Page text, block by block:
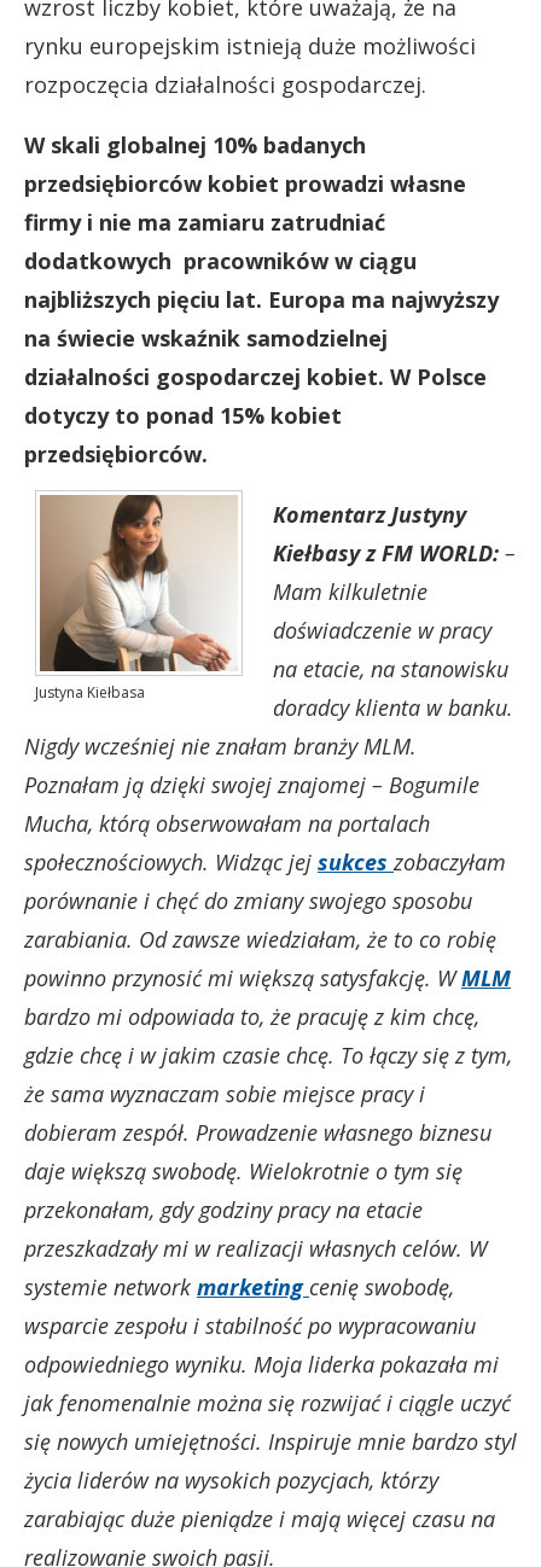
wzrost liczby kobiet, które uważają, że na
rynku europejskim istnieją duże możliwości
rozpoczęcia działalności gospodarczej.
W skali globalnej 10% badanych
przedsiębiorców kobiet prowadzi własne
firmy i nie ma zamiaru zatrudniać
dodatkowych pracowników w ciągu
najbliższych pięciu lat. Europa ma najwyższy
na świecie wskaźnik samodzielnej
działalności gospodarczej kobiet. W Polsce
dotyczy to ponad 15% kobiet
przedsiębiorców.
Justyna Kiełbasa
Komentarz Justyny
Kiełbasy z FM WORLD: –
Mam kilkuletnie
doświadczenie w pracy
na etacie, na stanowisku
doradcy klienta w banku.
Nigdy wcześniej nie znałam branży MLM.
Poznałam ją dzięki swojej znajomej – Bogumile
Mucha, którą obserwowałam na portalach
społecznościowych. Widząc jej sukceszobaczyłam
porównanie i chęć do zmiany swojego sposobu
zarabiania. Od zawsze wiedziałam, że to co robię
powinno przynosić mi większą satysfakcję. WMLM
bardzo mi odpowiada to, że pracuję z kim chcę,
gdzie chcę i w jakim czasie chcę. To łączy się z tym,
że sama wyznaczam sobie miejsce pracy i
dobieram zespół. Prowadzenie własnego biznesu
daje większą swobodę. Wielokrotnie o tym się
przekonałam, gdy godziny pracy na etacie
przeszkadzały mi w realizacji własnych celów. W
systemie network marketing cenię swobodę,
wsparcie zespołu i stabilność po wypracowaniu
odpowiedniego wyniku. Moja liderka pokazała mi
jak fenomenalnie można się rozwijać i ciągle uczyć
się nowych umiejętności. Inspiruje mnie bardzo styl
życia liderów na wysokich pozycjach, którzy
zarabiając duże pieniądze i mają więcej czasu na
realizowanie swoich pasji.